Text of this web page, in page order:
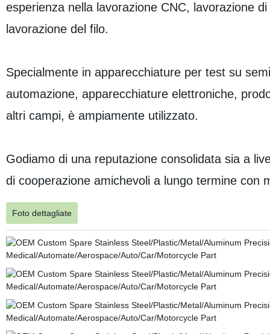
esperienza nella lavorazione CNC, lavorazione
lavorazione del filo.
Specialmente in apparecchiature per test su
automazione, apparecchiature elettroniche,
altri campi, è ampiamente utilizzato.
Godiamo di una reputazione consolidata sia a
di cooperazione amichevoli a lungo termine con
Foto dettagliate